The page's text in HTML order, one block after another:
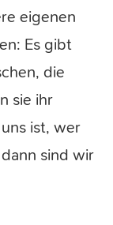
eigenen
Es gibt
die
sie ihr
ist, wer
sind wir